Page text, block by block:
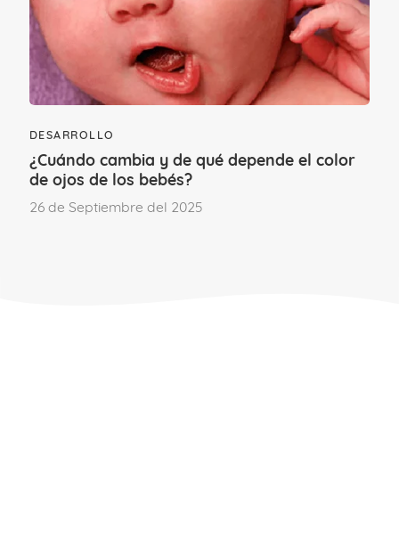
Etapa vital
DESARROLLO
¿Cuándo cambia y de qué depende el color
de ojos de los bebés?
26 de Septiembre del 2025